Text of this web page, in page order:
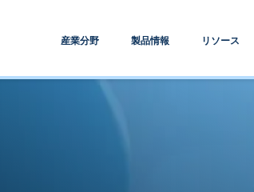
産業分野 製品情報 リソース